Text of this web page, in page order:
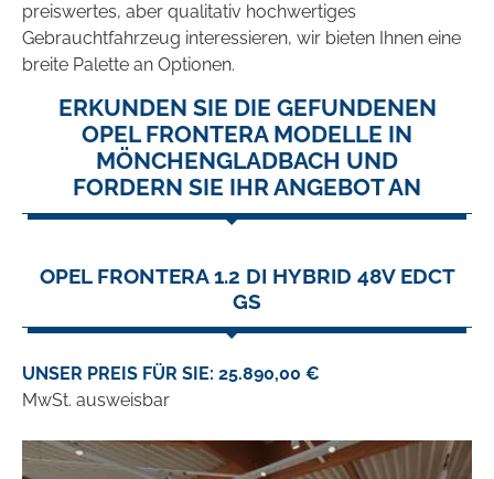
preiswertes, aber qualitativ hochwertiges
Gebrauchtfahrzeug interessieren, wir bieten Ihnen eine
breite Palette an Optionen.
ERKUNDEN SIE DIE GEFUNDENEN
OPEL FRONTERA MODELLE IN
MÖNCHENGLADBACH UND
FORDERN SIE IHR ANGEBOT AN
OPEL FRONTERA 1.2 DI HYBRID 48V EDCT
GS
UNSER PREIS FÜR SIE: 25.890,00 €
MwSt. ausweisbar